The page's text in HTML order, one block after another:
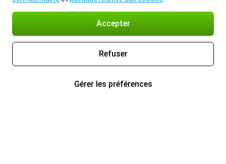
Accepter
Refuser
Gérer les préférences